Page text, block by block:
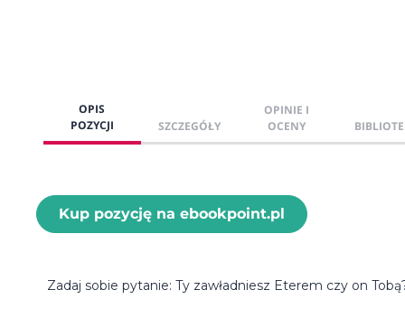
OPIS
POZYCJI
SZCZEGÓŁY
OPINIE I
OCENY
Kup pozycję na ebookpoint.pl
Zadaj sobie pytanie: Ty zawładniesz Eterem czy on